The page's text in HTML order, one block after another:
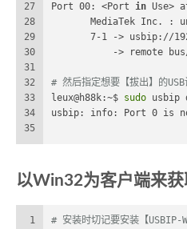
27
28
29
30
31
32
33
34
35
Port 00: <Port in Use>
MediaTek Inc. :
7-1 -> usbip://
-> remote
# 然后指定想要【拔出】的USB
leux@h88k:~$ sudo usbip
usbip: info: Port 0 is
以Win32为客户端来
1
# 安装时切记要安装【